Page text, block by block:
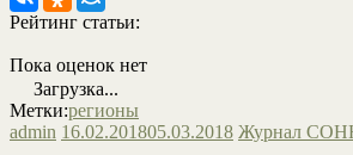
Рейтинг статьи:
Пока оценок нет
Загрузка...
Метки:регионы
admin 16.02.201805.03.2018 Журнал